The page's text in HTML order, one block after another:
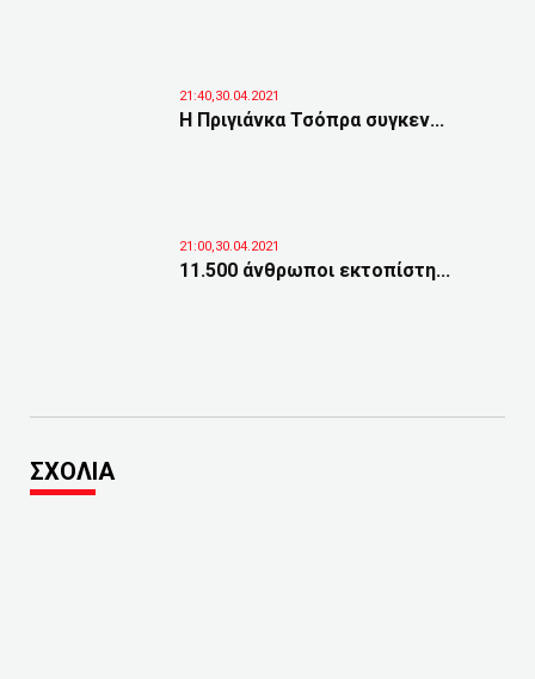
21:40,30.04.2021
Η Πριγιάνκα Τσόπρα συγκεν...
21:00,30.04.2021
11.500 άνθρωποι εκτοπίστη...
ΣΧΟΛΙΑ